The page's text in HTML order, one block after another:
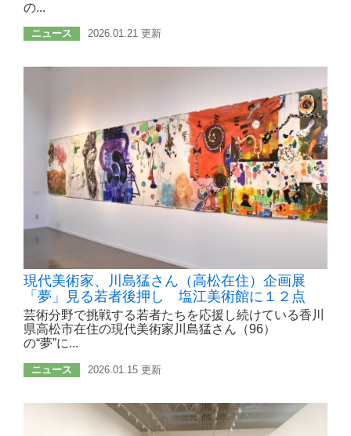
の...
ニュース 2026.01.21 更新
現代美術家、川島猛さん（高松在住）企画展
「夢」見る若者後押し 塩江美術館に１２点
芸術分野で挑戦する若者たちを応援し続けている香川
県高松市在住の現代美術家川島猛さん（96）
の“夢”に...
ニュース 2026.01.15 更新